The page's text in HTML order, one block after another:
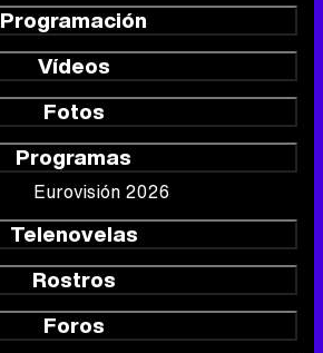
Programación
Vídeos
Fotos
Programas
Eurovisión 2026
Telenovelas
Rostros
Foros